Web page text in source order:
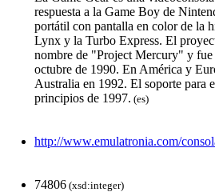
respuesta a la Game Boy de
portátil con pantalla en color de la
Lynx y la Turbo Express. El
nombre de "Project Mercury" y fue
octubre de 1990. En América y
Australia en 1992. El soporte para
principios de 1997. (es)
http://www.emulatronia.com/
74806 (xsd:integer)